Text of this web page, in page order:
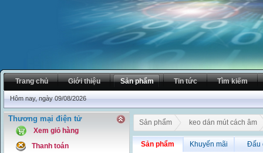
Trang chủ Giới thiệu Sản phẩm Tin tức Tìm kiếm
Hôm nay, ngày 09/08/2026
Thương mại điện tử
Xem giỏ hàng
Thanh toán
Sản phẩm keo dán mút cách âm
Sản phẩm Khuyến mãi Đấu